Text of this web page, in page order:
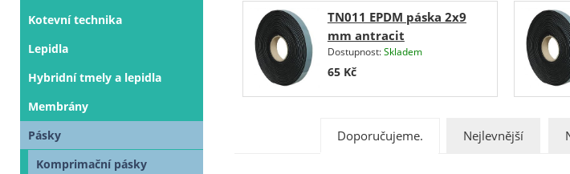
TN011 EPDM páska 2x9
mm antracit
Dostupnost:Skladem
65 Kč
Doporučujeme. Nejlevnější
Kotevní technika
Lepidla
Hybridní tmely a lepidla
Membrány
Pásky
Komprimační pásky